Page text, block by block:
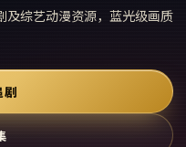
及综艺动漫资源，蓝光级画质
剧